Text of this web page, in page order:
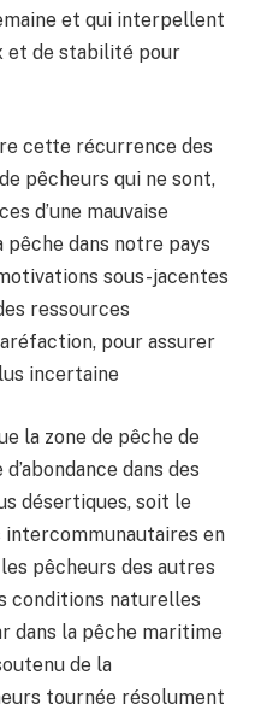
et qui interpellent
et de stabilité pour
cette récurrence des
pêcheurs qui ne sont,
d’une mauvaise
pêche dans notre pays
sous-jacentes
ressources
pour assurer
incertaine
la zone de pêche de
dans des
désertiques, soit le
en
pêcheurs des autres
conditions naturelles
dans la pêche maritime
de la
tournée résolument